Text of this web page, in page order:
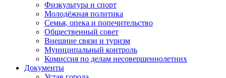
Физкультура и спорт
Молодёжная политика
Семья, опека и попечительство
Общественный совет
Внешние связи и туризм
Муниципальный контроль
Комиссия по делам несовершеннолетних
Документы